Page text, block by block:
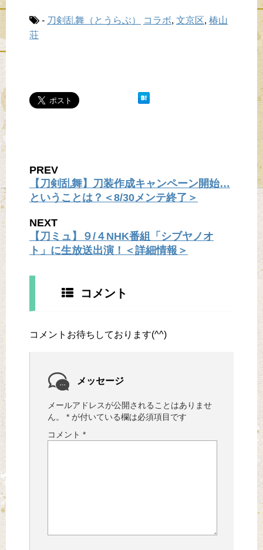
- 刀剣乱舞（とうらぶ） コラボ, 文京区, 椿山
荘
PREV
【刀剣乱舞】刀装作成キャンペーン開始…
ということは？＜8/30メンテ終了＞
NEXT
【刀ミュ】９/４NHK番組「シブヤノオ
ト」に生放送出演！＜詳細情報＞
コメント
コメントお待ちしております(^^)
メッセージ
メールアドレスが公開されることはありませ
ん。
* が付いている欄は必須項目です
コメント *